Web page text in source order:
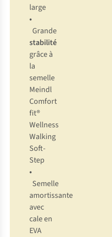
large
•
Grande
stabilité
grâce à
la
semelle
Meindl
Comfort
fit®
Wellness
Walking
Soft-
Step
•
Semelle
amortissante
avec
cale en
EVA